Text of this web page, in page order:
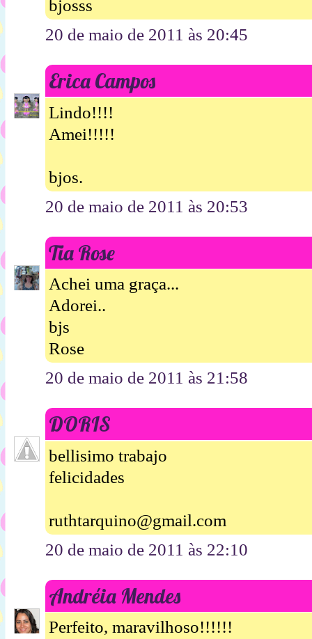
bjosss
20 de maio de 2011 às 20:45
Erica Campos
Lindo!!!!
Amei!!!!!
bjos.
20 de maio de 2011 às 20:53
Tia Rose
Achei uma graça...
Adorei..
bjs
Rose
20 de maio de 2011 às 21:58
DORIS
bellisimo trabajo
felicidades
ruthtarquino@gmail.com
20 de maio de 2011 às 22:10
Andréia Mendes
Perfeito, maravilhoso!!!!!!